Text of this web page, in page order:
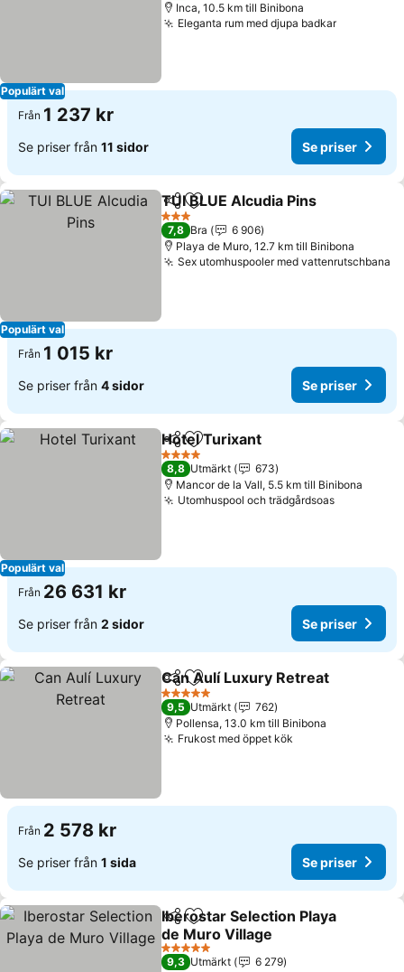
Populärt val
Inca, 10.5 km till Binibona
Eleganta rum med djupa badkarSe priser
Från 1 237 kr
Se priser från 11 sidor Se priser
Populärt val
Dela Lägg till i Mina Favoriter
TUI BLUE Alcudia Pins
3 Stjärnor
7,8 Bra
6 906
Playa de Muro, 12.7 km till Binibona
Sex utomhuspooler med vattenrutschbana
Från 1 015 kr
Se priser från 4 sidor Se priser
Populärt val
Dela Lägg till i Mina Favoriter
Hotel Turixant
4 Stjärnor
8,8 Utmärkt
673
Mancor de la Vall, 5.5 km till Binibona
Utomhuspool och trädgårdsoasSe priser
Från 26 631 kr
Se priser från 2 sidor Se priser
Dela Lägg till i Mina Favoriter
Can Aulí Luxury Retreat
5 Stjärnor
9,5 Utmärkt
762
Pollensa, 13.0 km till Binibona
Frukost med öppet kök
Från 2 578 kr
Se priser från 1 sida Se priser
Dela Lägg till i Mina Favoriter
Iberostar Selection Playa
de Muro Village
Se priser
5 Stjärnor
9,3 Utmärkt
6 279